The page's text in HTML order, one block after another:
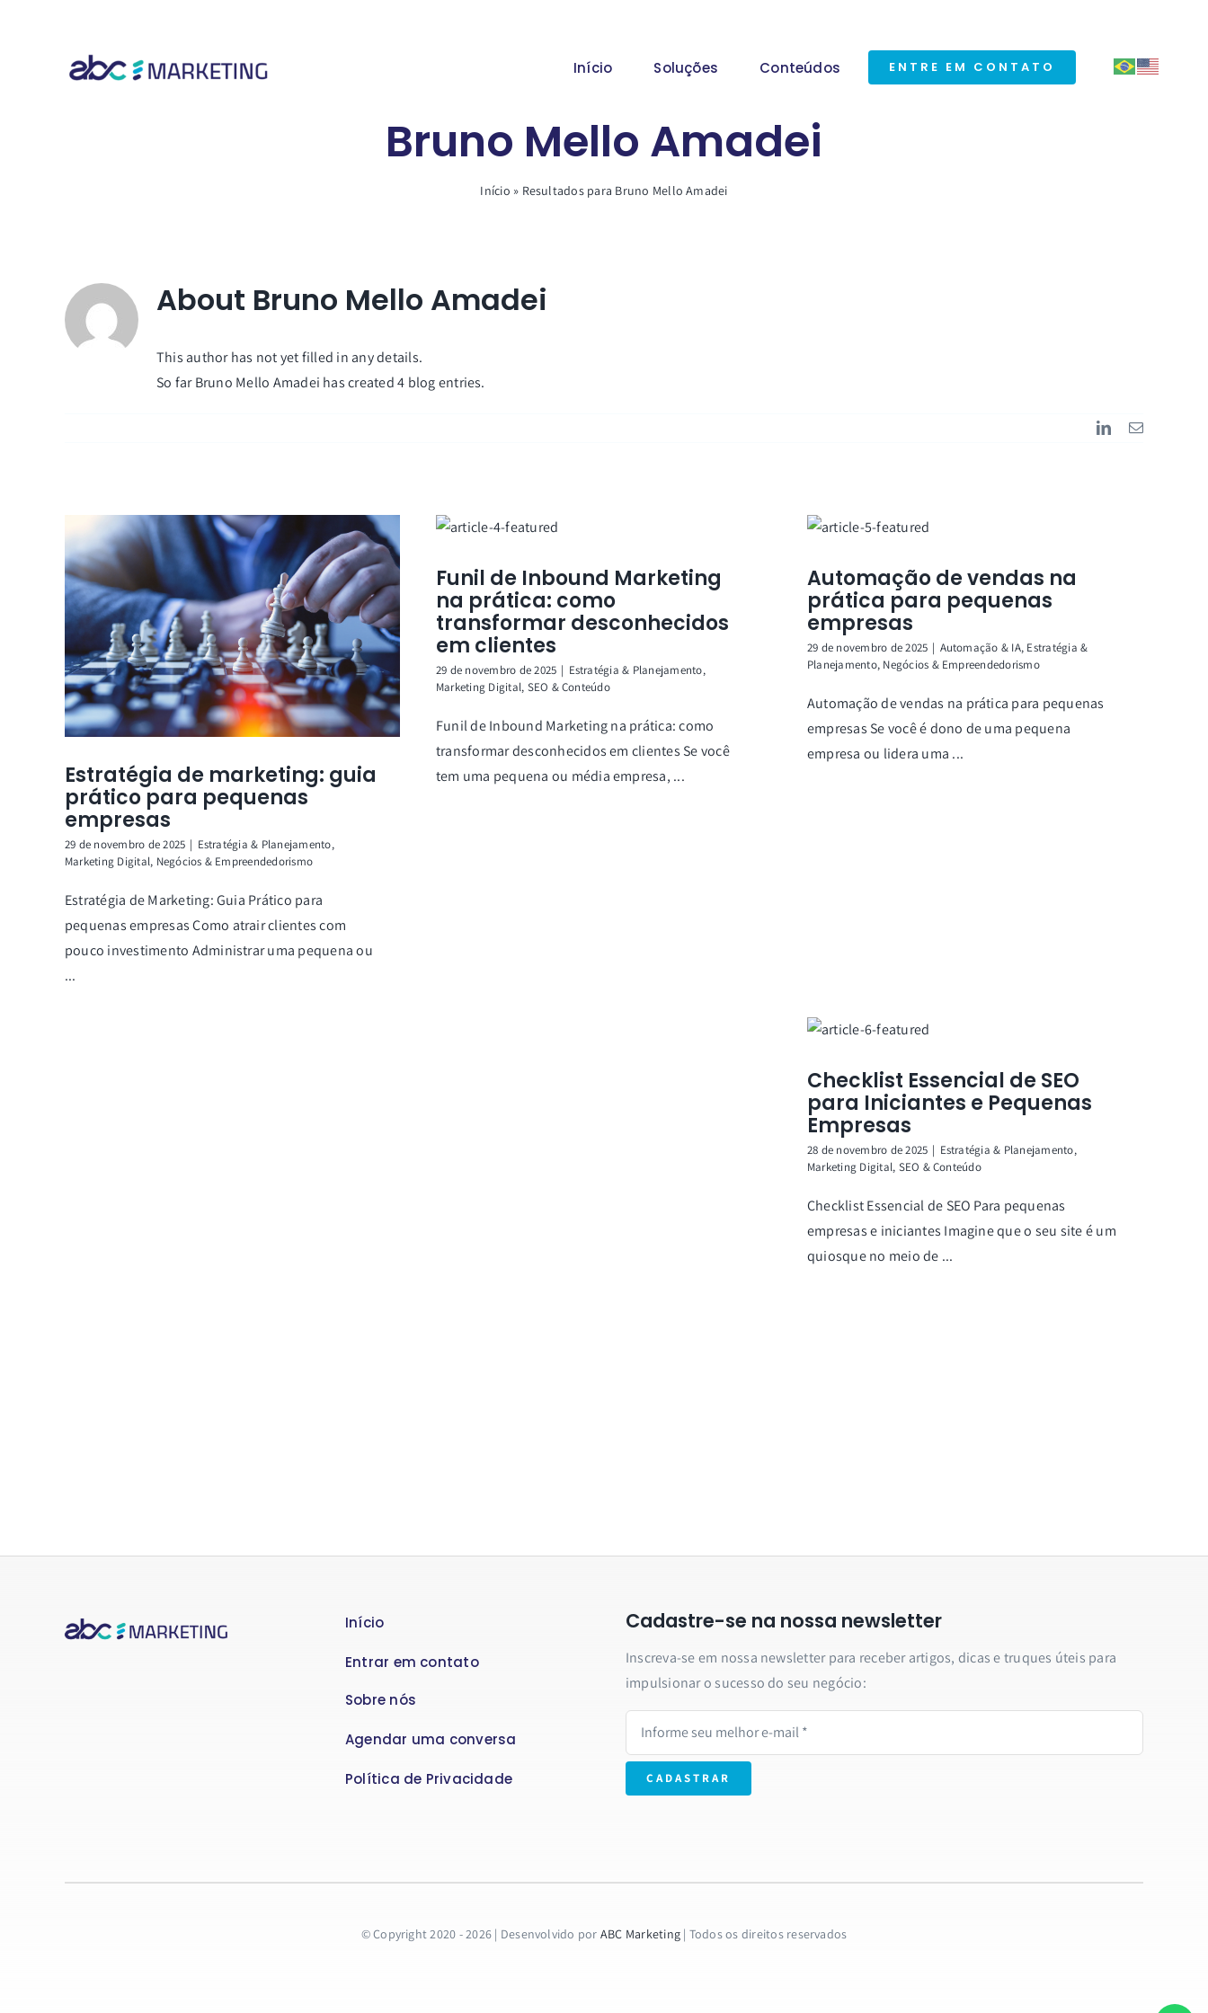
Início Soluções Conteúdos ENTRE EM CONTATO
Bruno Mello Amadei
Início » Resultados para Bruno Mello Amadei
About Bruno Mello Amadei
This author has not yet filled in any details.
So far Bruno Mello Amadei has created 4 blog entries.
LinkedInEmail
Estratégia de marketing: guia
prático para pequenas
empresas
29 de novembro de 2025 | Estratégia & Planejamento,
Marketing Digital, Negócios & Empreendedorismo
Estratégia de Marketing: Guia Prático para
pequenas empresas Como atrair clientes com
pouco investimento Administrar uma pequena ou
...
Funil de Inbound Marketing
na prática: como
transformar desconhecidos
em clientes
29 de novembro de 2025 | Estratégia & Planejamento,
Marketing Digital, SEO & Conteúdo
Funil de Inbound Marketing na prática: como
transformar desconhecidos em clientes Se você
tem uma pequena ou média empresa, ...
Automação de vendas na
prática para pequenas
empresas
29 de novembro de 2025 | Automação & IA, Estratégia &
Planejamento, Negócios & Empreendedorismo
Automação de vendas na prática para pequenas
empresas Se você é dono de uma pequena
empresa ou lidera uma ...
Checklist Essencial de SEO
para Iniciantes e Pequenas
Empresas
28 de novembro de 2025 | Estratégia & Planejamento,
Marketing Digital, SEO & Conteúdo
Checklist Essencial de SEO Para pequenas
empresas e iniciantes Imagine que o seu site é um
quiosque no meio de ...
Início
Entrar em contato
Sobre nós
Agendar uma conversa
Política de Privacidade
Cadastre-se na nossa newsletter
Inscreva-se em nossa newsletter para receber artigos, dicas e truques úteis para
impulsionar o sucesso do seu negócio:
CADASTRAR
© Copyright 2020 - 2026 | Desenvolvido por ABC Marketing | Todos os direitos reservados